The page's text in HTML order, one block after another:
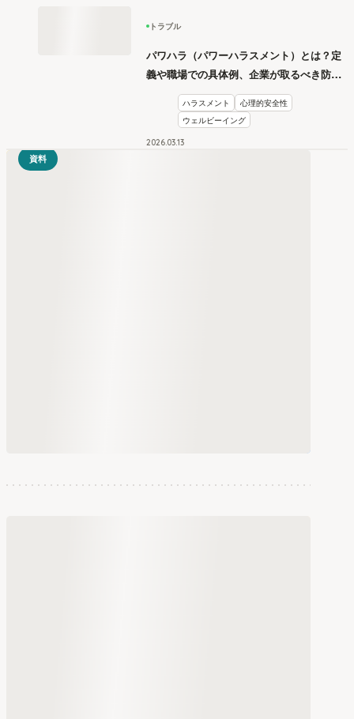
トラブル
パワハラ（パワーハラスメント）とは？定
義や職場での具体例、企業が取るべき防止
措置を学ぶ
ハラスメント
心理的安全性
ウェルビーイング
2026.0313
資料